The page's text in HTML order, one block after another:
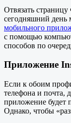
Отвязать
сегодняшний
мобильного
с помощью
способов по
Приложение
Если к обоим
телефона и почта,
приложение будет
Однако, чтобы